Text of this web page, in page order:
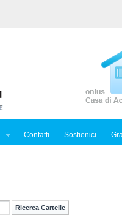
Contatti Sostienici